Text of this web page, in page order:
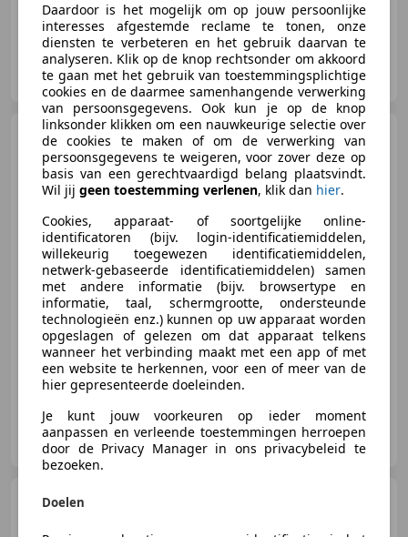
Autogroothandel Beer van Susteren
NL-6031 RK NEDERWEERT
Nissan Note 1.6 First Note 5
deurs hoge instap! NL AUTO NAP!
2
€ 1.190
10/2006 198.253 km Benzine
81 kW (110 PK)
Sinds 1968 sterk in elk merk, 3 generaties lang!
Autogroothandel Beer van Susteren
NL-6031 RK NEDERWEERT
Daardoor is het mogelijk om op jouw persoonlijke
interesses afgestemde reclame te tonen, onze
diensten te verbeteren en het gebruik daarvan te
analyseren. Klik op de knop rechtsonder om akkoord
te gaan met het gebruik van toestemmingsplichtige
cookies en de daarmee samenhangende verwerking
van persoonsgegevens. Ook kun je op de knop
linksonder klikken om een nauwkeurige selectie over
de cookies te maken of om de verwerking van
persoonsgegevens te weigeren, voor zover deze op
basis van een gerechtvaardigd belang plaatsvindt.
Wil jij geen toestemming verlenen, klik dan hier.
Cookies, apparaat- of soortgelijke online-
identificatoren (bijv. login-identificatiemiddelen,
willekeurig toegewezen identificatiemiddelen,
netwerk-gebaseerde identificatiemiddelen) samen
met andere informatie (bijv. browsertype en
informatie, taal, schermgrootte, ondersteunde
technologieën enz.) kunnen op uw apparaat worden
opgeslagen of gelezen om dat apparaat telkens
wanneer het verbinding maakt met een app of met
een website te herkennen, voor een of meer van de
hier gepresenteerde doeleinden.
Je kunt jouw voorkeuren op ieder moment
aanpassen en verleende toestemmingen herroepen
door de Privacy Manager in ons privacybeleid te
bezoeken.
Doelen